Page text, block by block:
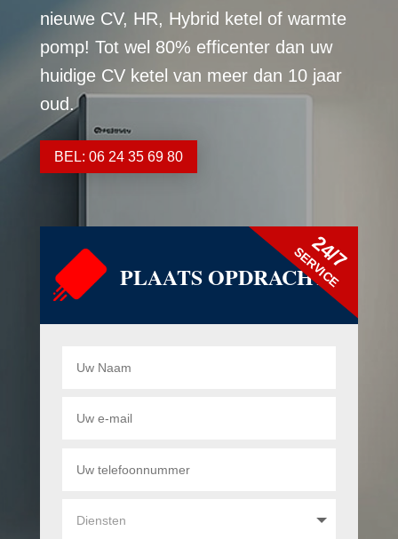
nieuwe CV, HR, Hybrid ketel of warmte
pomp! Tot wel 80% efficenter dan uw
huidige CV ketel van meer dan 10 jaar
oud.
BEL: 06 24 35 69 80
PLAATS OPDRACHT
24/7
SERVICE